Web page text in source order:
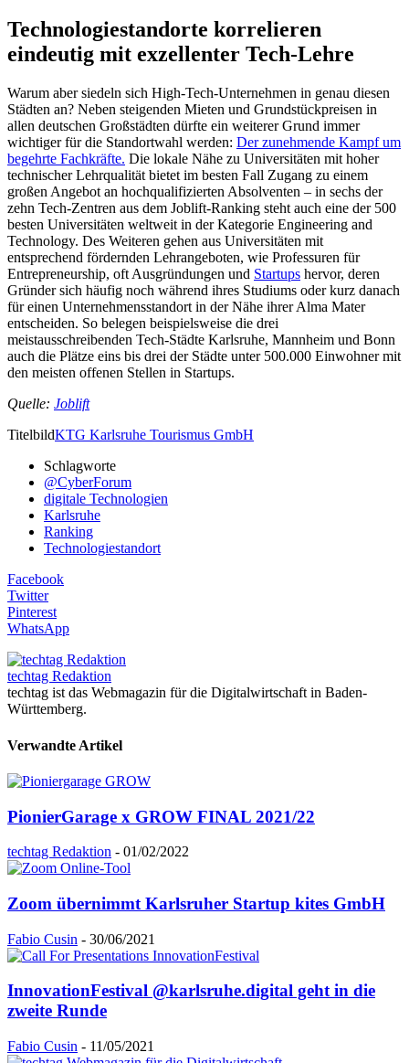
Technologiestandorte korrelieren
eindeutig mit exzellenter Tech-Lehre
Warum aber siedeln sich High-Tech-Unternehmen in genau diesen
Städten an? Neben steigenden Mieten und Grundstückpreisen in
allen deutschen Großstädten dürfte ein weiterer Grund immer
wichtiger für die Standortwahl werden: Der zunehmende Kampf um
begehrte Fachkräfte. Die lokale Nähe zu Universitäten mit hoher
technischer Lehrqualität bietet im besten Fall Zugang zu einem
großen Angebot an hochqualifizierten Absolventen – in sechs der
zehn Tech-Zentren aus dem Joblift-Ranking steht auch eine der 500
besten Universitäten weltweit in der Kategorie Engineering and
Technology. Des Weiteren gehen aus Universitäten mit
entsprechend fördernden Lehrangeboten, wie Professuren für
Entrepreneurship, oft Ausgründungen und Startups hervor, deren
Gründer sich häufig noch während ihres Studiums oder kurz danach
für einen Unternehmensstandort in der Nähe ihrer Alma Mater
entscheiden. So belegen beispielsweise die drei
meistausschreibenden Tech-Städte Karlsruhe, Mannheim und Bonn
auch die Plätze eins bis drei der Städte unter 500.000 Einwohner mit
den meisten offenen Stellen in Startups.
Quelle: Joblift
TitelbildKTG Karlsruhe Tourismus GmbH
Schlagworte
@CyberForum
digitale Technologien
Karlsruhe
Ranking
Technologiestandort
Facebook
Twitter
Pinterest
WhatsApp
techtag Redaktion
techtag ist das Webmagazin für die Digitalwirtschaft in Baden-
Württemberg.
Verwandte Artikel
PionierGarage x GROW FINAL 2021/22
techtag Redaktion - 01/02/2022
Zoom übernimmt Karlsruher Startup kites GmbH
Fabio Cusin - 30/06/2021
InnovationFestival @karlsruhe.digital geht in die
zweite Runde
Fabio Cusin - 11/05/2021